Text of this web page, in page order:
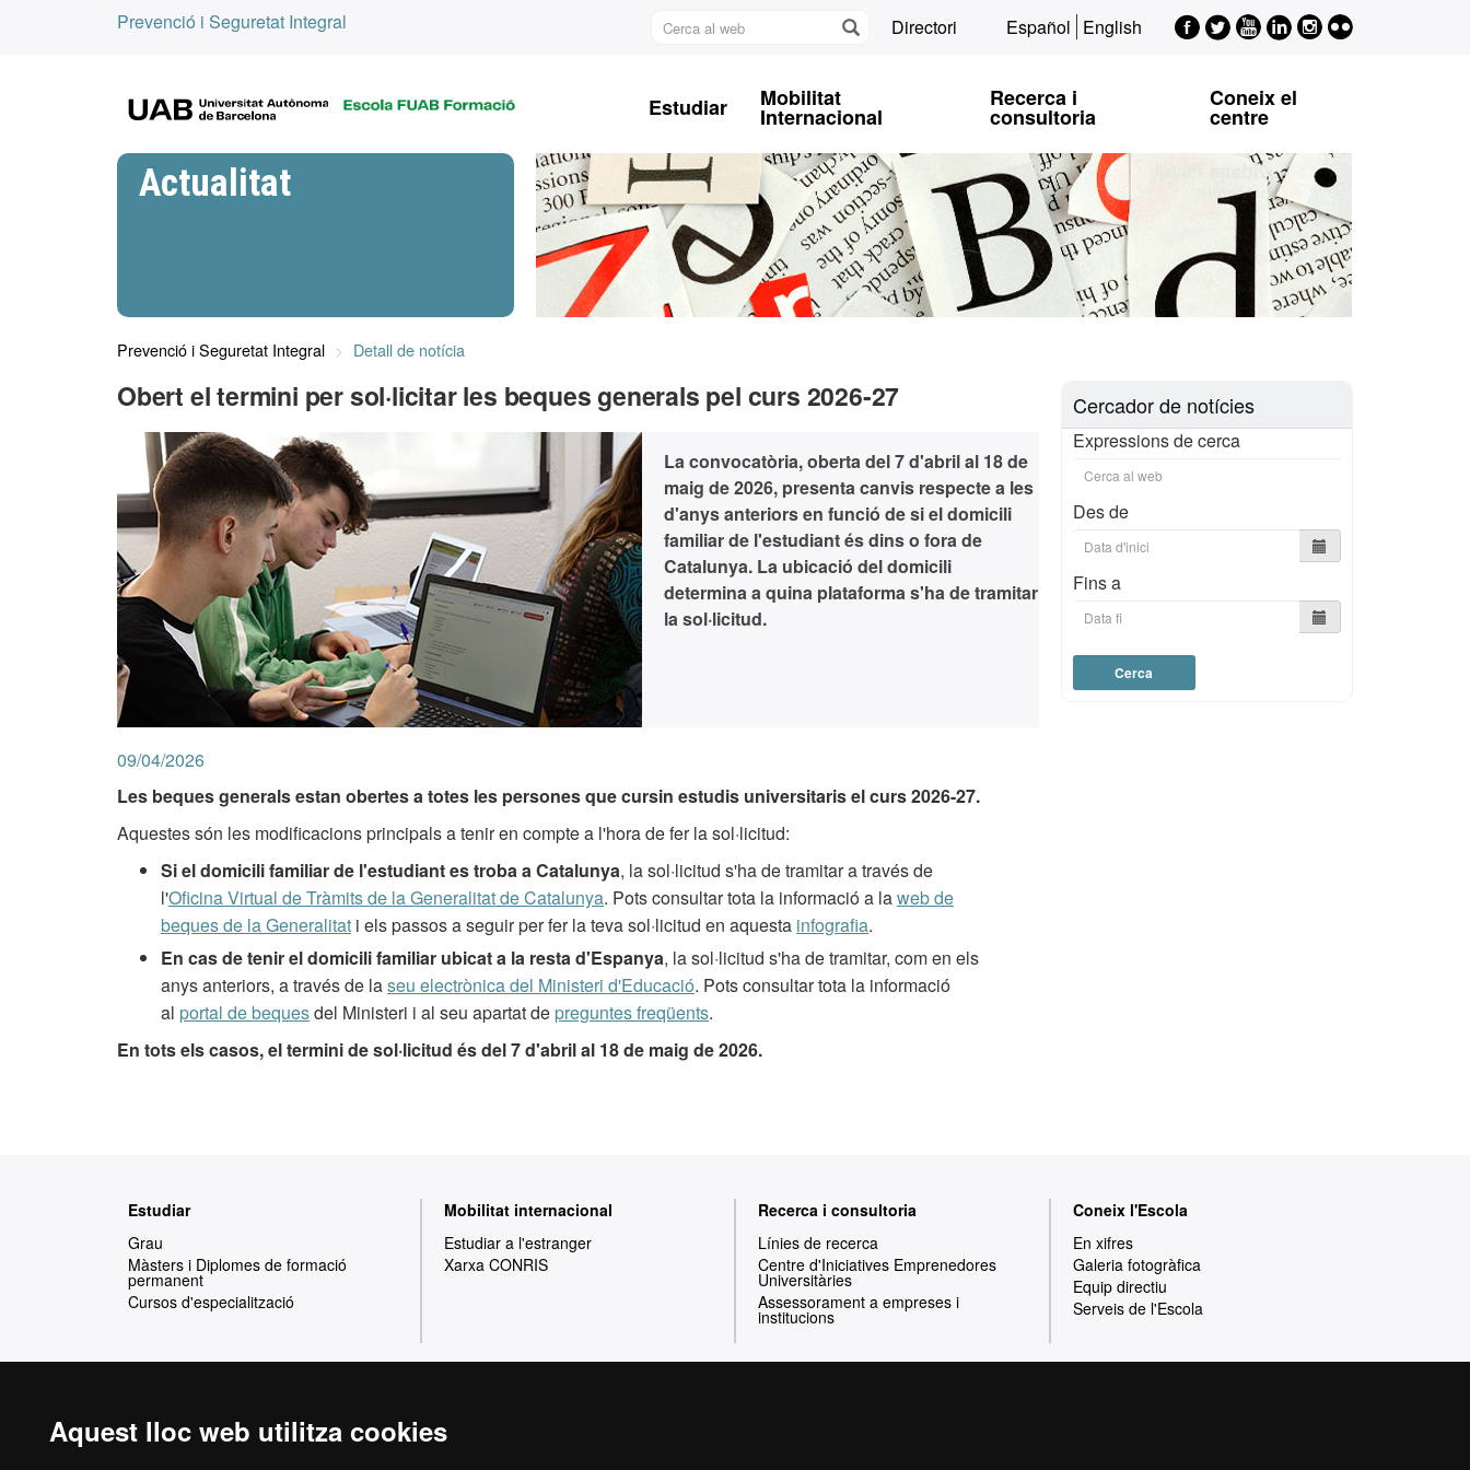
Aquest lloc web utilitza cookies
Prevenció i Seguretat Integral
Cerca
Directori Español English Facebook
EPSI
Twitter
EPSI
Youtube
EPSI
LinkedIn
EPSI
Instagram
EPSI
Flickr
B
Estudiar Mobilitat
Internacional
Recerca i
consultoria
Coneix el
centre
Actualitat
Prevenció i Seguretat Integral Detall de notícia
Obert el termini per sol·licitar les beques generals pel curs 2026-27
La convocatòria, oberta del 7 d'abril al 18 de
maig de 2026, presenta canvis respecte a les
d'anys anteriors en funció de si el domicili
familiar de l'estudiant és dins o fora de
Catalunya. La ubicació del domicili
determina a quina plataforma s'ha de tramitar
la sol·licitud.
09/04/2026
Les beques generals estan obertes a totes les persones que cursin estudis universitaris el curs 2026-27.
Aquestes són les modificacions principals a tenir en compte a l'hora de fer la sol·licitud:
Si el domicili familiar de l'estudiant es troba a Catalunya, la sol·licitud s'ha de tramitar a través de
l'Oficina Virtual de Tràmits de la Generalitat de Catalunya. Pots consultar tota la informació a laweb de
beques de la Generalitat i els passos a seguir per fer la teva sol·licitud en aquesta infografia.
En cas de tenir el domicili familiar ubicat a la resta d'Espanya, la sol·licitud s'ha de tramitar, com en els
anys anteriors, a través de laseu electrònica del Ministeri d'Educació. Pots consultar tota la informació
al portal de bequesdel Ministeri i al seu apartat de preguntes freqüents.
En tots els casos, el termini de sol·licitud és del 7 d'abril al 18 de maig de 2026.
Cercador de notícies
Expressions de cerca
Des de
Fins a
Cerca
Estudiar
Grau
Màsters i Diplomes de formació
permanent
Cursos d'especialització
Mobilitat internacional
Estudiar a l'estranger
Xarxa CONRIS
Recerca i consultoria
Línies de recerca
Centre d'Iniciatives Emprenedores
Universitàries
Assessorament a empreses i
institucions
Coneix l'Escola
En xifres
Galeria fotogràfica
Equip directiu
Serveis de l'Escola
Reconeixement internacional de l'excel·lència